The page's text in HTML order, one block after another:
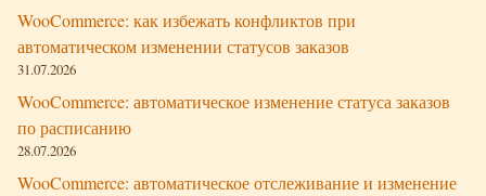
WooCommerce: как избежать конфликтов при
автоматическом изменении статусов заказов
31.07.2026
WooCommerce: автоматическое изменение статуса заказов
по расписанию
28.07.2026
WooCommerce: автоматическое отслеживание и изменение